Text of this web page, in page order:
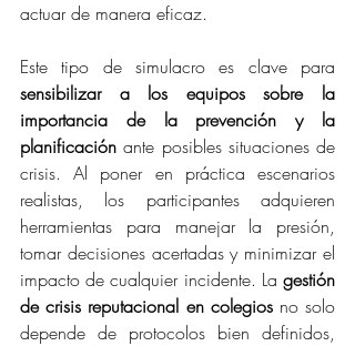
actuar de manera eficaz.
sensibilizar a los equipos sobre la
importancia de la prevención y la
planificación ante posibles situaciones de
crisis. Al poner en práctica escenarios
realistas, los participantes adquieren
herramientas para manejar la presión,
tomar decisiones acertadas y minimizar el
impacto de cualquier incidente. La gestión
de crisis reputacional en colegios no solo
depende de protocolos bien definidos,